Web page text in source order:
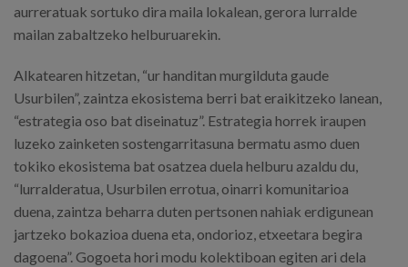
aurreratuak sortuko dira maila lokalean, gerora lurralde
mailan zabaltzeko helburuarekin.
Alkatearen hitzetan, “ur handitan murgilduta gaude
Usurbilen”, zaintza ekosistema berri bat eraikitzeko lanean,
“estrategia oso bat diseinatuz”. Estrategia horrek iraupen
luzeko zainketen sostengarritasuna bermatu asmo duen
tokiko ekosistema bat osatzea duela helburu azaldu du,
“lurralderatua, Usurbilen errotua, oinarri komunitarioa
duena, zaintza beharra duten pertsonen nahiak erdigunean
jartzeko bokazioa duena eta, ondorioz, etxeetara begira
dagoena”. Gogoeta hori modu kolektiboan egiten ari dela